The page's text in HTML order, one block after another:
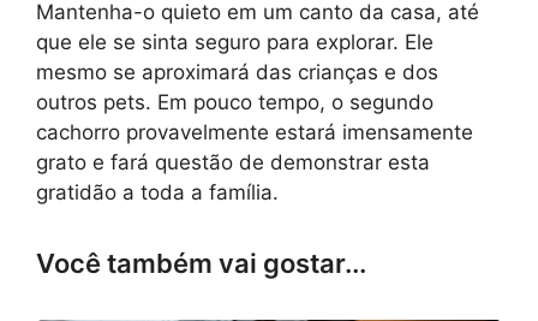
Mantenha-o quieto em um canto da casa, até
que ele se sinta seguro para explorar. Ele
mesmo se aproximará das crianças e dos
outros pets. Em pouco tempo, o segundo
cachorro provavelmente estará imensamente
grato e fará questão de demonstrar esta
gratidão a toda a família.
Você também vai gostar...